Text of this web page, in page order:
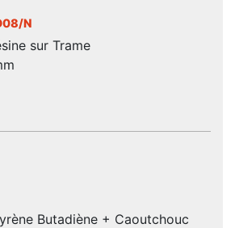
N
sur Trame
Butadiène + Caoutchouc